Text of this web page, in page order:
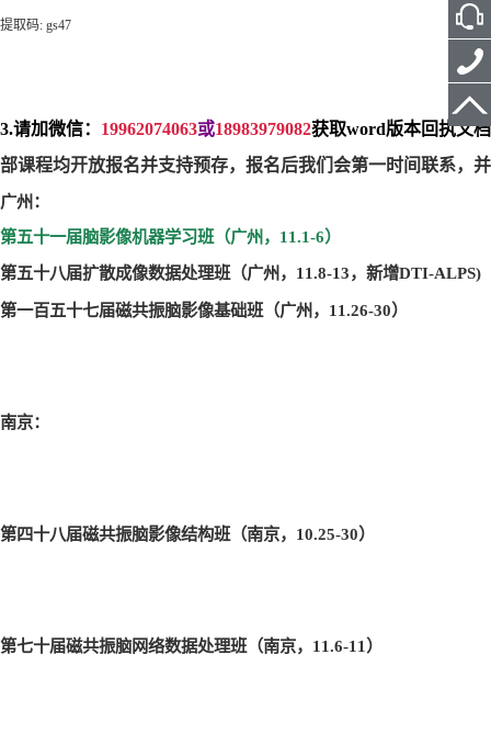
提取码: gs47
3.请加微信： 19962074063或18983979082获取word版本回执文
部课程均开放报名并支持预存， 报名后我们会第一时间联系，
广州：
第五十一届脑影像机器学习班（广州，11.1-6）
第五十八届扩散成像数据处理班（广州，11.8-13， 新增DTI-ALPS)
第一百五十七届磁共振脑影像基础班（广州，11.26-30）
南京：
第四十八届磁共振脑影像结构班（南京，10.25-30）
第七十届磁共振脑网络数据处理班（南京，11.6-11 ）